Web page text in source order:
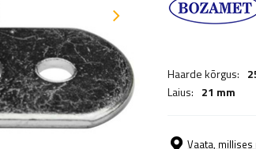
Haarde kõrgus:
Laius: 21 mm
Vaata,